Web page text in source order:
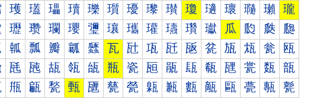
瓁 瓂 瓃 瓄 瓅 瓆 瓇 瓈 瓉 瓊 瓋 瓌 瓍 瓎
瓏
瓑 瓒 瓓 瓔 瓕 瓖 瓗 瓘 瓙 瓚 瓛 瓜 瓝 瓞
瓟
瓡 瓢 瓣 瓤 瓥 瓦 瓧 瓨 瓩 瓪 瓫 瓬 瓭 瓮
瓯
瓱 瓲 瓳 瓴 瓵 瓶 瓷 瓸 瓹 瓺 瓻 瓼 瓽 瓾
瓿
甁 甂 甃 甄 甅 甆 甇 甈 甉 甊 甋 甌 甍 甎 甏